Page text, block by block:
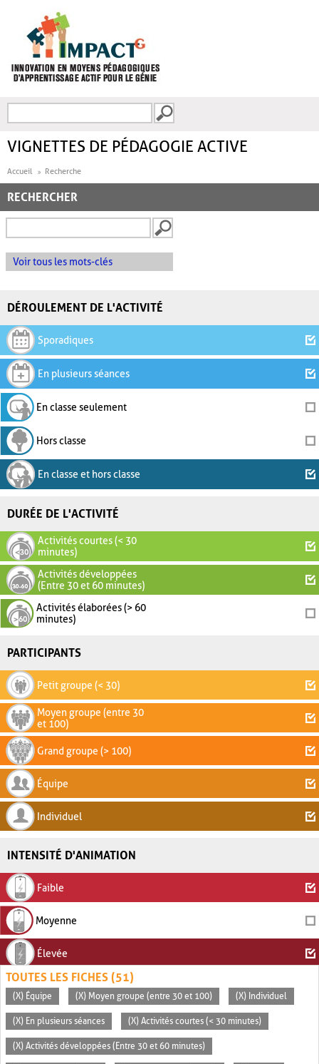
FORMULAIRE DE
VIGNETTES DE PÉDAGOGIE ACTIVE
Accueil Recherche
RECHERCHER
Voir tous les mots-clés
DÉROULEMENT DE L'ACTIVITÉ
Sporadiques
En plusieurs séances
En classe seulement
Hors classe
En classe et hors classe
DURÉE DE L'ACTIVITÉ
Activités courtes (< 30
minutes)
Activités développées
(Entre 30 et 60 minutes)
Activités élaborées (> 60
minutes)
PARTICIPANTS
Petit groupe (< 30)
Moyen groupe (entre 30
et 100)
Grand groupe (> 100)
Équipe
Individuel
INTENSITÉ D'ANIMATION
Faible
Moyenne
Élevée
TOUTES LES FICHES (51)
(X) Équipe (X) Moyen groupe (entre 30 et 100) (X) Individuel
(X) En plusieurs séances (X) Activités courtes (< 30 minutes)
(X) Activités développées (Entre 30 et 60 minutes)